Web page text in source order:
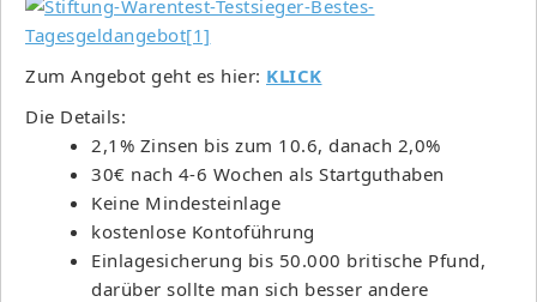
Zum Angebot geht es hier: KLICK
Die Details:
2,1% Zinsen bis zum 10.6, danach 2,0%
30€ nach 4-6 Wochen als Startguthaben
Keine Mindesteinlage
kostenlose Kontoführung
Einlagesicherung bis 50.000 britische Pfund,
darüber sollte man sich besser andere